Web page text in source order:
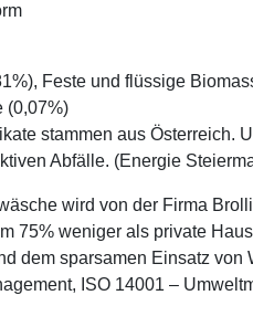
Feste und flüssige
(0,07%)
stammen aus Österreich.
Abfälle. (Energie
wird von der Firma
75% weniger als private
dem sparsamen Einsatz von
ISO 14001 –